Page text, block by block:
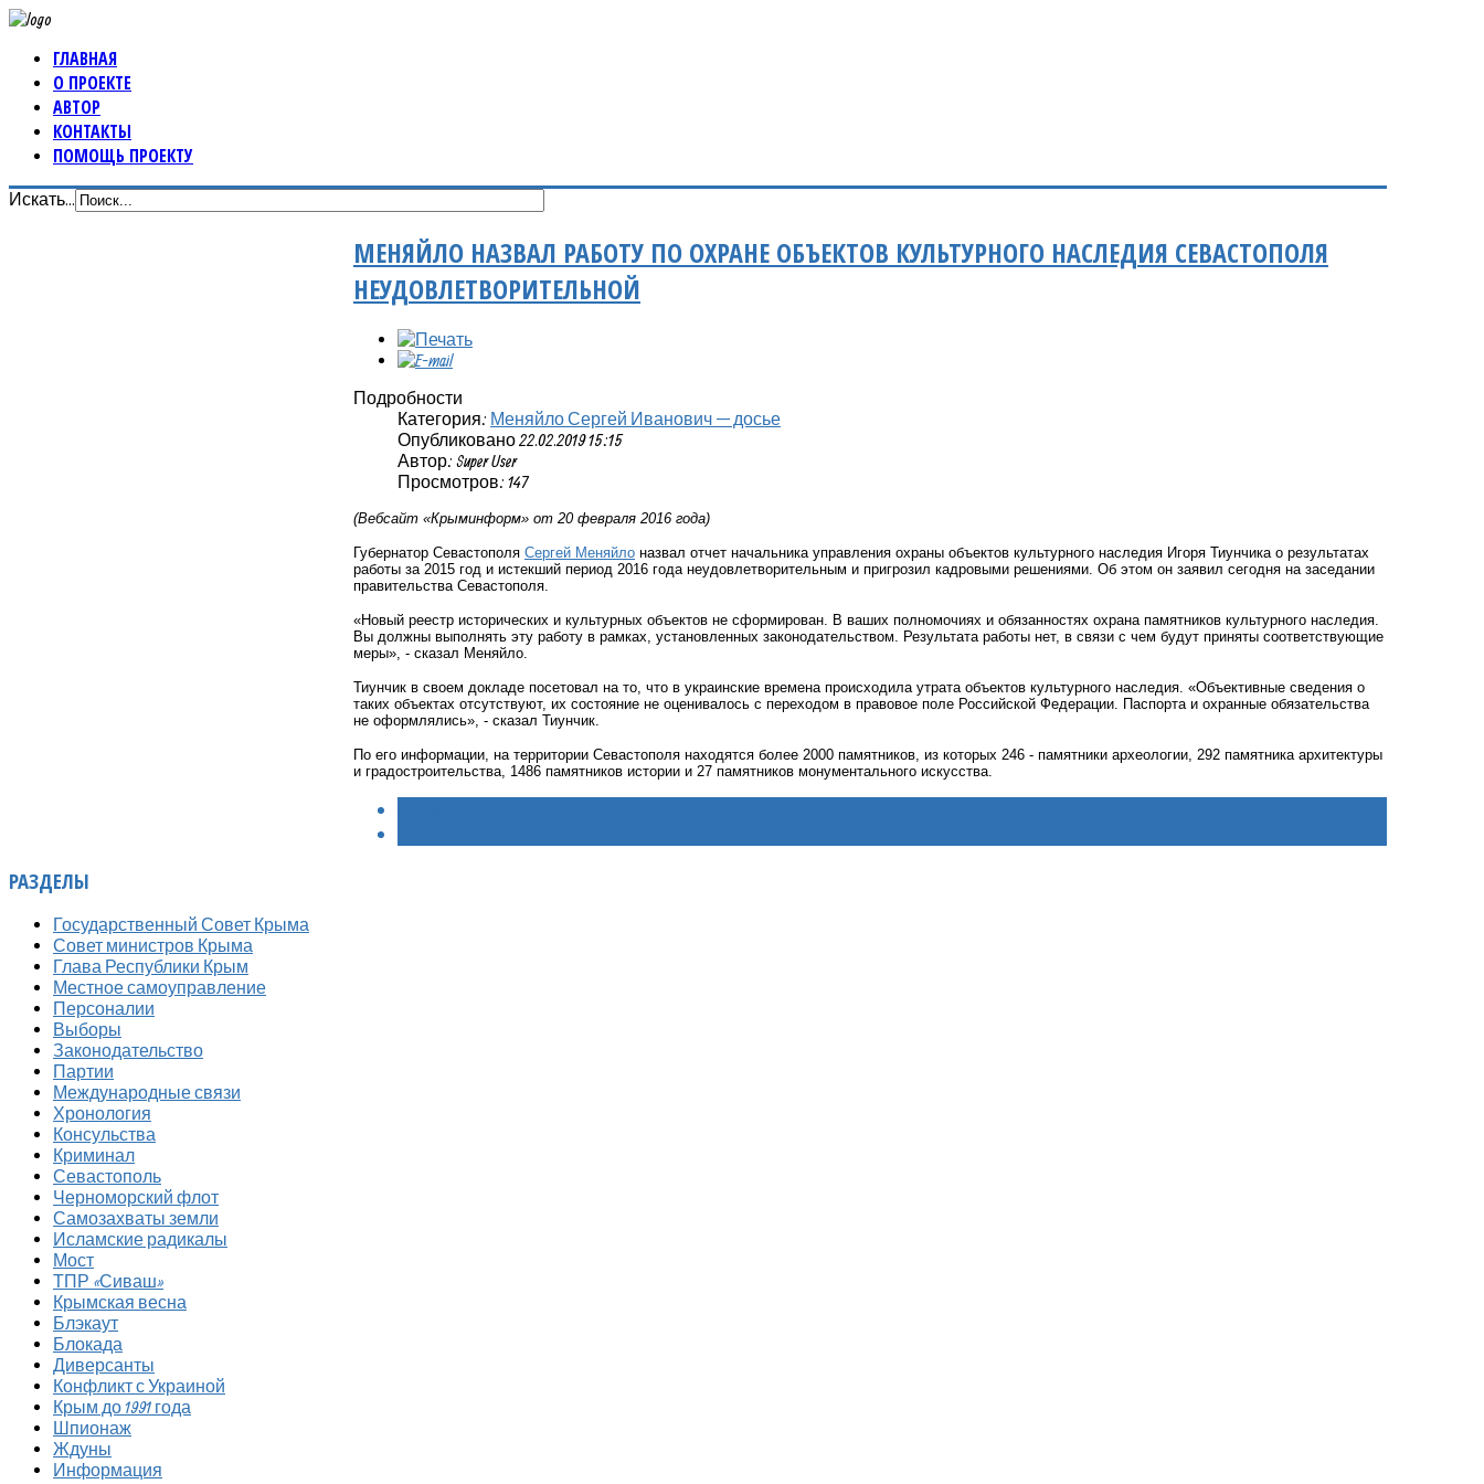
ГЛАВНАЯ
О ПРОЕКТЕ
АВТОР
КОНТАКТЫ
ПОМОЩЬ ПРОЕКТУ
Искать...
МЕНЯЙЛО НАЗВАЛ РАБОТУ ПО ОХРАНЕ ОБЪЕКТОВ КУЛЬТУРНОГО НАСЛЕДИЯ СЕВАСТОПОЛЯ
НЕУДОВЛЕТВОРИТЕЛЬНОЙ
Подробности
Категория: Меняйло Сергей Иванович — досье
Опубликовано 22.02.2019 15:15
Автор: Super User
Просмотров: 147
(Вебсайт «Крыминформ» от 20 февраля 2016 года)
Губернатор Севастополя Сергей Меняйло назвал отчет начальника управления охраны объектов культурного наследия Игоря Тиунчика о результатах
работы за 2015 год и истекший период 2016 года неудовлетворительным и пригрозил кадровыми решениями. Об этом он заявил сегодня на заседании
правительства Севастополя.
«Новый реестр исторических и культурных объектов не сформирован. В ваших полномочиях и обязанностях охрана памятников культурного наследия.
Вы должны выполнять эту работу в рамках, установленных законодательством. Результата работы нет, в связи с чем будут приняты соответствующие
меры», - сказал Меняйло.
Тиунчик в своем докладе посетовал на то, что в украинские времена происходила утрата объектов культурного наследия. «Объективные сведения о
таких объектах отсутствуют, их состояние не оценивалось с переходом в правовое поле Российской Федерации. Паспорта и охранные обязательства
не оформлялись», - сказал Тиунчик.
По его информации, на территории Севастополя находятся более 2000 памятников, из которых 246 - памятники археологии, 292 памятника архитектуры
и градостроительства, 1486 памятников истории и 27 памятников монументального искусства.
РАЗДЕЛЫ
Государственный Совет Крыма
Совет министров Крыма
Глава Республики Крым
Местное самоуправление
Персоналии
Выборы
Законодательство
Партии
Международные связи
Хронология
Консульства
Криминал
Севастополь
Черноморский флот
Самозахваты земли
Исламские радикалы
Мост
ТПР «Сиваш»
Крымская весна
Блэкаут
Блокада
Диверсанты
Конфликт с Украиной
Крым до 1991 года
Шпионаж
Ждуны
Информация